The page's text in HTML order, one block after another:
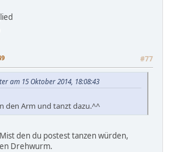
#77
am 15 Oktober 2014, 18:08:43
den Arm und tanzt dazu.^^
den du postest tanzen würden,
Drehwurm.